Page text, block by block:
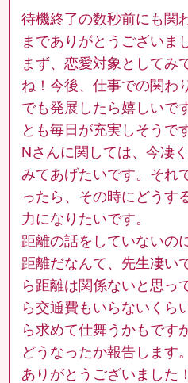
待機終了の数秒前にも関
までありがとうございま
まず、恋愛対象としてみ
ね！今後、仕事での関わ
でも発展したら嬉しいで
とも毎日が充実しそうで
Nさんに関しては、今凄
みてあげたいです。それ
ったら、その時にどうす
力になりたいです。
距離の話をしていないの
距離だなんて、先生凄い
ら距離は関係ないと思っ
ら交通費もいらないくら
ら求めて仕舞うかもです
どうなったか報告します。
ありがとうございました！